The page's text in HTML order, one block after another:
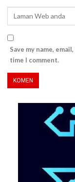
Save my name,
time I comment.